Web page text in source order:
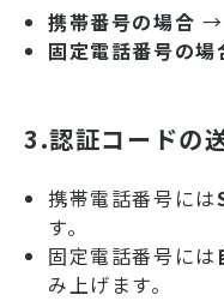
携帯番号の場合 →
固定電話番号の場
3.認証コードの
携帯電話番号には
す。
固定電話番号には
み上げます。